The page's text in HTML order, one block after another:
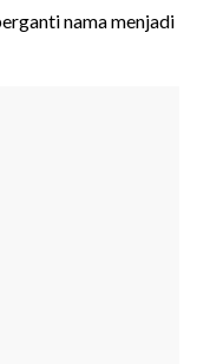
nama menjadi